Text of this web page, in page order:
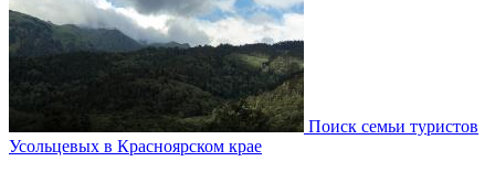
Поиск семьи туристов
Усольцевых в Красноярском крае